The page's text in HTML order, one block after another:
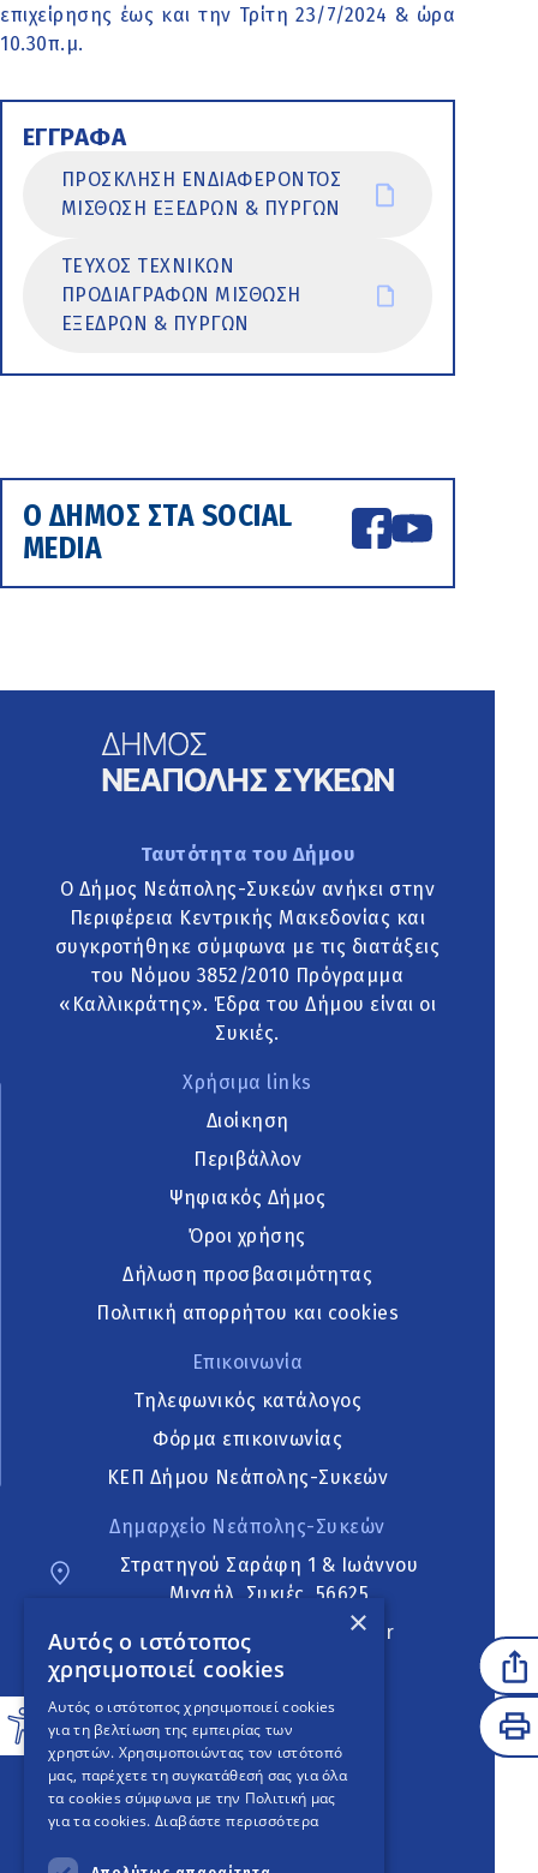
επιχείρησης έως και την Τρίτη23/7/2024 & ώρα
10.30π.μ.
ΕΓΓΡΑΦΑ
ΠΡΟΣΚΛΗΣΗ ΕΝΔΙΑΦΕΡΟΝΤΟΣ
ΜΙΣΘΩΣΗ ΕΞΕΔΡΩΝ & ΠΥΡΓΩΝ
ΤΕΥΧΟΣ ΤΕΧΝΙΚΩΝ
ΠΡΟΔΙΑΓΡΑΦΩΝ ΜΙΣΘΩΣΗ
ΕΞΕΔΡΩΝ & ΠΥΡΓΩΝ
Ο ΔΗΜΟΣ ΣΤΑ SOCIAL
MEDIA
Ταυτότητα του Δήμου
Ο Δήμος Νεάπολης-Συκεών ανήκει στην
Περιφέρεια Κεντρικής Μακεδονίας και
συγκροτήθηκε σύμφωνα με τις διατάξεις
του Νόμου 3852/2010 Πρόγραμμα
«Καλλικράτης». Έδρα του Δήμου είναι οι
Συκιές.
Χρήσιμα links
Διοίκηση
Περιβάλλον
Ψηφιακός Δήμος
Όροι χρήσης
Δήλωση προσβασιμότητας
Πολιτική απορρήτου και cookies
Επικοινωνία
Τηλεφωνικός κατάλογος
Φόρμα επικοινωνίας
ΚΕΠ Δήμου Νεάπολης-Συκεών
Δημαρχείο Νεάπολης-Συκεών
Στρατηγού Σαράφη 1 & Ιωάννου
Μιχαήλ, Συκιές, 56625
neapoli.sykies@ddt.gov.gr
Ακολουθήστε
English Version
An project
×
Αυτός ο ιστότοπος
χρησιμοποιεί cookies
Αυτός ο ιστότοπος χρησιμοποιεί cookies
για τη βελτίωση της εμπειρίας των
χρηστών. Χρησιμοποιώντας τον ιστότοπό
μας, παρέχετε τη συγκατάθεσή σας για όλα
τα cookies σύμφωνα με την Πολιτική μας
για τα cookies. Διαβάστε περισσότερα